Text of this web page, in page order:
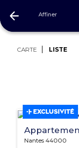
Affiner
CARTE LISTE
EXCLUSIVITÉ
Nantes 44000